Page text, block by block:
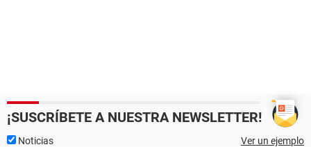
¡SUSCRÍBETE A NUESTRA NEWSLETTER!
Noticias Ver un ejemplo